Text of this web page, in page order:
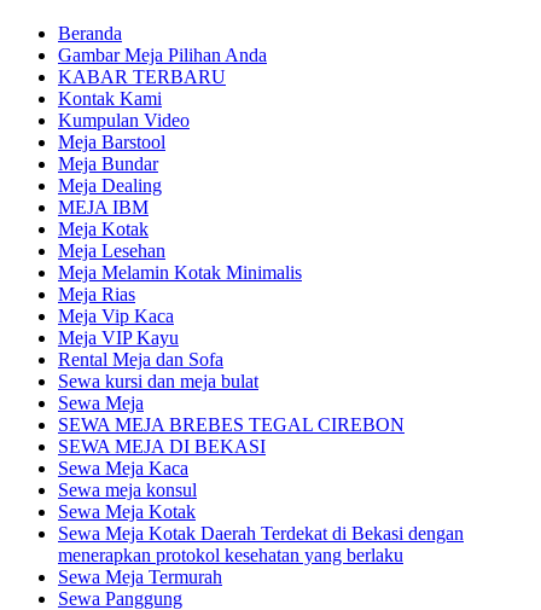
Beranda
Gambar Meja Pilihan Anda
KABAR TERBARU
Kontak Kami
Kumpulan Video
Meja Barstool
Meja Bundar
Meja Dealing
MEJA IBM
Meja Kotak
Meja Lesehan
Meja Melamin Kotak Minimalis
Meja Rias
Meja Vip Kaca
Meja VIP Kayu
Rental Meja dan Sofa
Sewa kursi dan meja bulat
Sewa Meja
SEWA MEJA BREBES TEGAL CIREBON
SEWA MEJA DI BEKASI
Sewa Meja Kaca
Sewa meja konsul
Sewa Meja Kotak
Sewa Meja Kotak Daerah Terdekat di Bekasi dengan
menerapkan protokol kesehatan yang berlaku
Sewa Meja Termurah
Sewa Panggung